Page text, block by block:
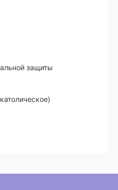
защиты